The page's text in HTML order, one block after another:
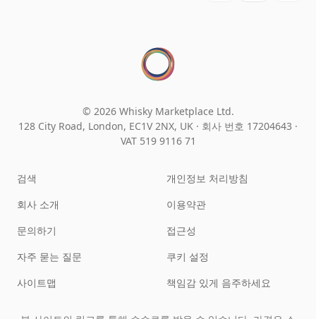
© 2026 Whisky Marketplace Ltd.
128 City Road, London, EC1V 2NX, UK · 회사 번호 17204643 ·
VAT 519 9116 71
검색
회사 소개
문의하기
자주 묻는 질문
사이트맵
개인정보 처리방침
이용약관
접근성
쿠키 설정
책임감 있게 음주하세요